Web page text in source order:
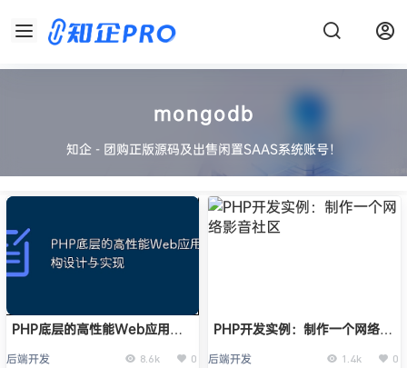
mongodb
知企 - 团购正版源码及出售闲置SAAS系统账号！
PHP底层的高性能Web应用架
后端开发 8.6k 0
PHP开发实例：制作一个网络影
后端开发 1.4k 0